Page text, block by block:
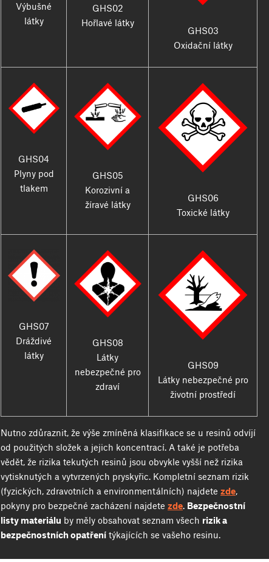
Výbušné
látky
GHS02
Hořlavé látky
GHS03
Oxidační látky
GHS04
Plyny pod
tlakem
GHS05
Korozivní a
žíravé látky
GHS06
Toxické látky
GHS07
Dráždivé
látky
GHS08
Látky
nebezpečné pro
zdraví
GHS09
Látky nebezpečné pro
životní prostředí
Nutno zdůraznit, že výše zmíněná klasifikace se u resinů odvíjí
od použitých složek a jejich koncentrací. A také je potřeba
vědět, že rizika tekutých resinů jsou obvykle vyšší než rizika
vytisknutých a vytvrzených pryskyřic. Kompletní seznam rizik
(fyzických, zdravotních a environmentálních) najdete zde,
pokyny pro bezpečné zacházení najdete zde. Bezpečnostní
listy materiálu by měly obsahovat seznam všech rizik a
bezpečnostních opatření týkajících se vašeho resinu.